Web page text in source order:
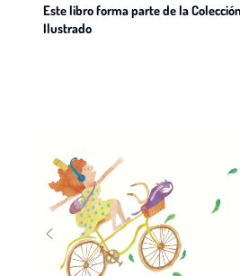
Este libro forma parte de la
Ilustrado